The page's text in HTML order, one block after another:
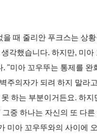
을 때 줄리안 푸크스는 상
각했습니다. 하지만, 미아
. "미아 꼬우뚜는 통제를 완
주의자가 되려 하지 말라
하는 부분이거든요. 하지
그중 하나는 자신의 또 다
미아 꼬우뚜와의 사이에